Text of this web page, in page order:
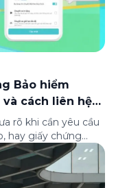
Bảo hiểm
và cách liên hệ
rõ khi cần yêu cầu
hay giấy chứng
tổng hợp đầy đủ các
thường và hỗ trợ